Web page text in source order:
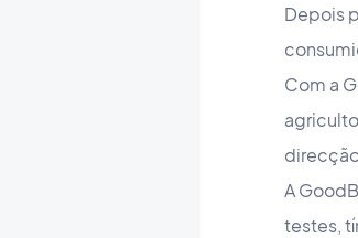
Depois
Com a
A
testes,